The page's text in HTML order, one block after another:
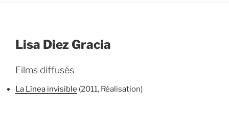
Lisa Diez Gracia
Films diffusés
La Línea invisible (2011, Réalisation)